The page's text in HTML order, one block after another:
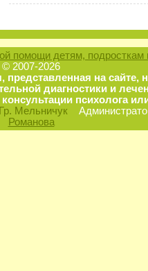
помощи детям, подросткам
© 2007-2026
на сайте,
диагностики и
психолога
Мельничук
Романова